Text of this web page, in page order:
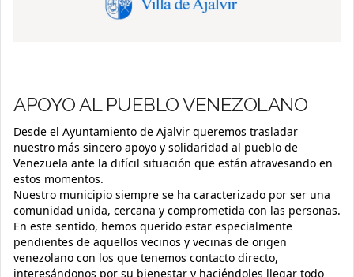
APOYO AL PUEBLO VENEZOLANO
Desde el Ayuntamiento de Ajalvir queremos trasladar
nuestro más sincero apoyo y solidaridad al pueblo de
Venezuela ante la difícil situación que están atravesando en
estos momentos.
Nuestro municipio siempre se ha caracterizado por ser una
comunidad unida, cercana y comprometida con las personas.
En este sentido, hemos querido estar especialmente
pendientes de aquellos vecinos y vecinas de origen
venezolano con los que tenemos contacto directo,
interesándonos por su bienestar y haciéndoles llegar todo